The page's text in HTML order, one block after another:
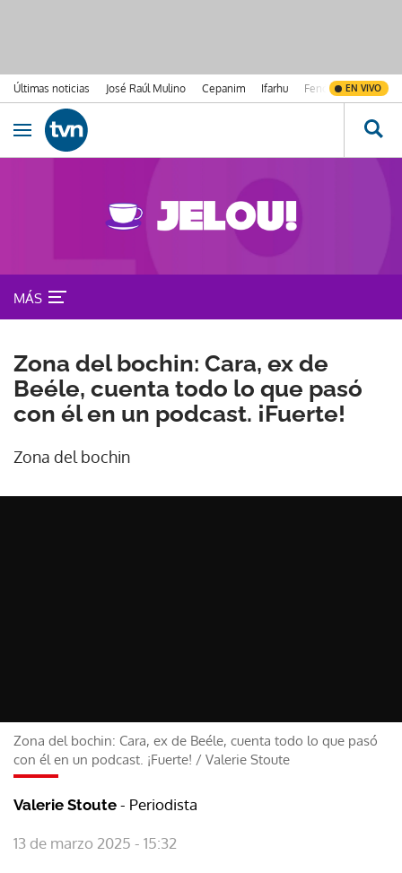
Últimas noticias José Raúl Mulino Cepanim Ifarhu Fenómeno de El
EN VIVO
Ir al contenido
Obrir navegació
MÁS
Zona del bochin: Cara, ex de
Beéle, cuenta todo lo que pasó
con él en un podcast. ¡Fuerte!
Zona del bochin
Zona del bochin: Cara, ex de Beéle, cuenta todo lo que pasó
con él en un podcast. ¡Fuerte! / Valerie Stoute
Valerie Stoute - Periodista
13 de marzo 2025 - 15:32